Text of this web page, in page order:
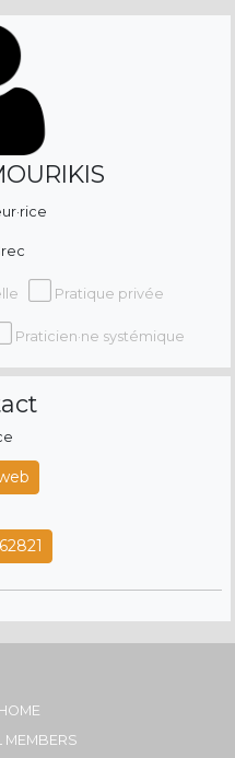
Pratique privée
Praticien·ne systémique
MEMBERS